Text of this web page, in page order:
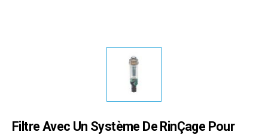
Filtre Avec Un Système De RinÇage Pour